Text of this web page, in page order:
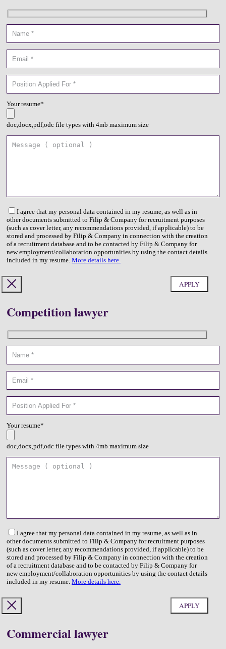
Your resume*
doc,docx,pdf,odc file types with 4mb maximum size
I agree that my personal data contained in my resume, as well as in
other documents submitted to Filip & Company for recruitment purposes
(such as cover letter, any recommendations provided, if applicable) to be
stored and processed by Filip & Company in connection with the creation
of a recruitment database and to be contacted by Filip & Company for
new employment/collaboration opportunities by using the contact details
included in my resume. More details here.
Competition lawyer
Your resume*
doc,docx,pdf,odc file types with 4mb maximum size
I agree that my personal data contained in my resume, as well as in
other documents submitted to Filip & Company for recruitment purposes
(such as cover letter, any recommendations provided, if applicable) to be
stored and processed by Filip & Company in connection with the creation
of a recruitment database and to be contacted by Filip & Company for
new employment/collaboration opportunities by using the contact details
included in my resume. More details here.
Commercial lawyer